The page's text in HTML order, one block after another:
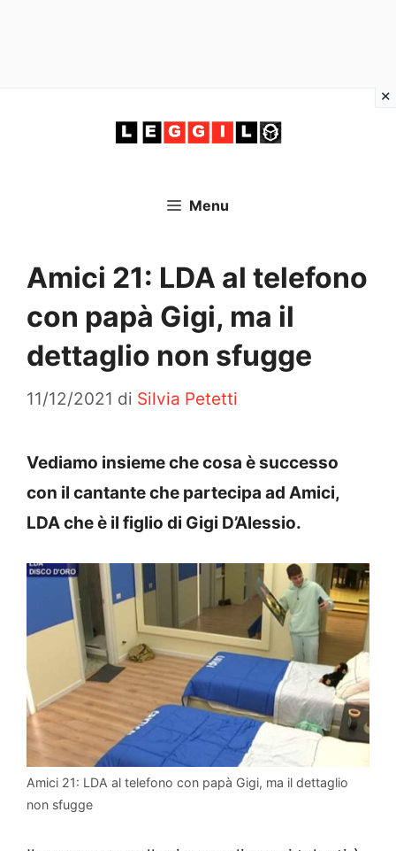
Menu
Amici 21: LDA al telefono
con papà Gigi, ma il
dettaglio non sfugge
11/12/2021 di Silvia Petetti
Vediamo insieme che cosa è successo
con il cantante che partecipa ad Amici,
LDA che è il figlio di Gigi D’Alessio.
Amici 21: LDA al telefono con papà Gigi, ma il dettaglio
non sfugge